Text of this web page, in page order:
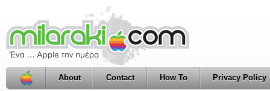
About Contact How To Privacy Policy